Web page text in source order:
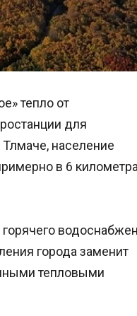
тепло от
для
население
в 6
города заменит
тепловыми